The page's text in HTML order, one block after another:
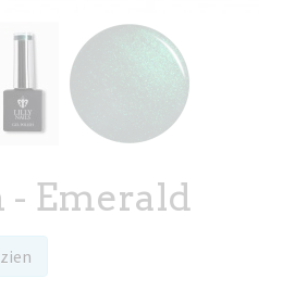
- Emerald